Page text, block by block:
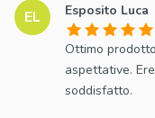
EL Esposito Luca
Ottimo
aspettative.
soddisfatto.